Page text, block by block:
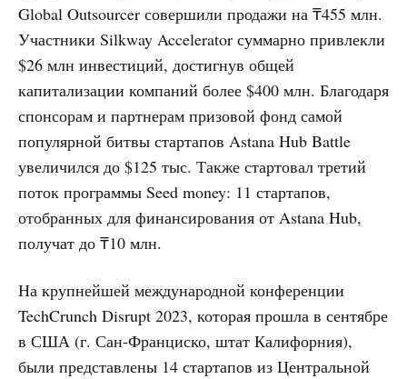
Global Outsourcer совершили продажи на ₸455 млн.
Участники Silkway Accelerator суммарно привлекли
$26 млн инвестиций, достигнув общей
капитализации компаний более $400 млн. Благодаря
спонсорам и партнерам призовой фонд самой
популярной битвы стартапов Astana Hub Battle
увеличился до $125 тыс. Также стартовал третий
поток программы Seed money: 11 стартапов,
отобранных для финансирования от Astana Hub,
получат до ₸10 млн.
На крупнейшей международной конференции
TechCrunch Disrupt 2023, которая прошла в сентябре
в США (г. Сан-Франциско, штат Калифорния),
были представлены 14 стартапов из Центральной